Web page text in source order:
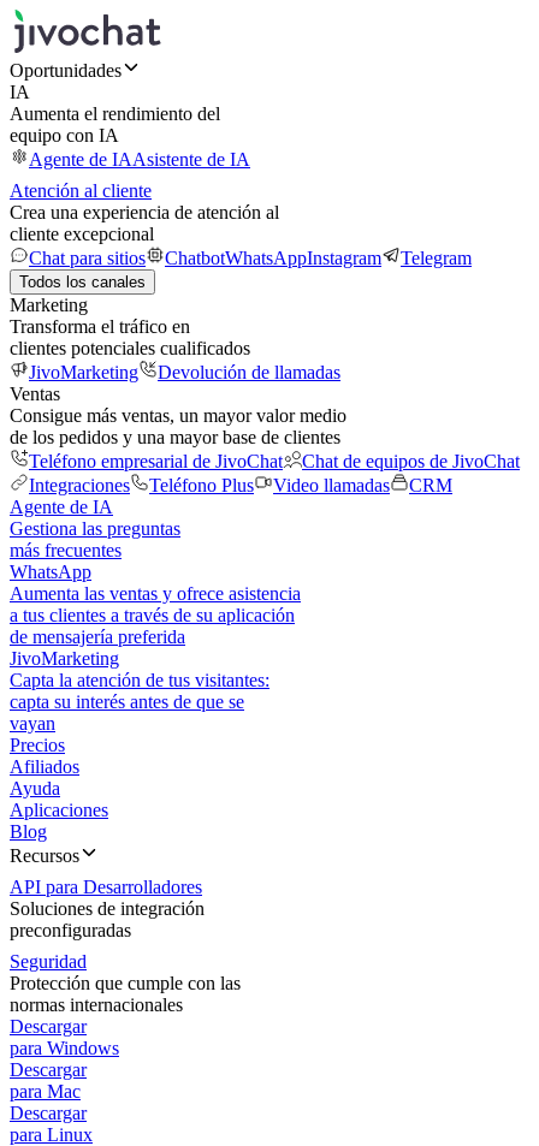
Oportunidades
IA
Aumenta el rendimiento del
equipo con IA
Agente de IAAsistente de IA
Atención al cliente
Crea una experiencia de atención al
cliente excepcional
Chat para sitios
ChatbotWhatsAppInstagram Telegram
Todos los canales
Marketing
Transforma el tráfico en
clientes potenciales cualificados
JivoMarketing
Devolución de llamadas
Ventas
Consigue más ventas, un mayor valor medio
de los pedidos y una mayor base de clientes
Teléfono empresarial de JivoChat
Chat de equipos de JivoChat
Integraciones
Teléfono Plus Video llamadas
CRM
Agente de IA
Gestiona las preguntas
más frecuentes
WhatsApp
Aumenta las ventas y ofrece asistencia
a tus clientes a través de su aplicación
de mensajería preferida
JivoMarketing
Capta la atención de tus visitantes:
capta su interés antes de que se
vayan
Precios
Afiliados
Ayuda
Aplicaciones
Blog
Recursos
API para Desarrolladores
Soluciones de integración
preconfiguradas
Seguridad
Protección que cumple con las
normas internacionales
Descargar
para Windows
Descargar
para Mac
Descargar
para Linux